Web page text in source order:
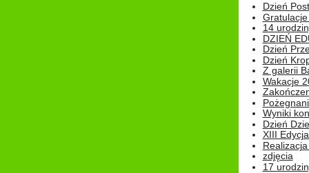
Dzień
14
DZIEŃ
Dzień
Dzień
Z galerii
Wakacje
Wyniki
Dzień
XIII
zdjęcia
17